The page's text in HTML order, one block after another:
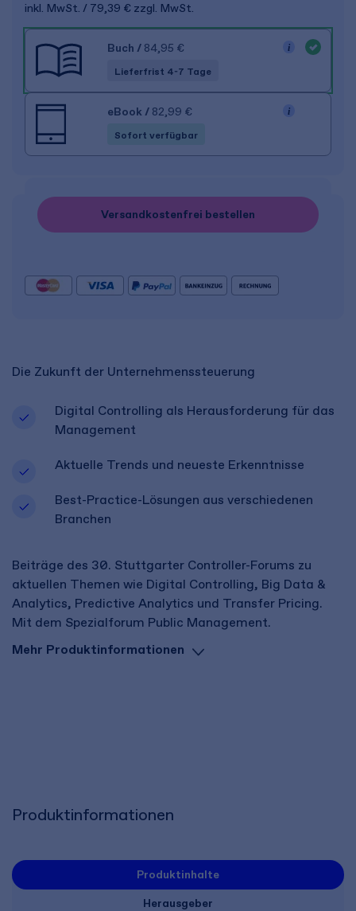
Die Zukunft der Unternehmenssteuerung
Digital Controlling als Herausforderung für das
Management
Aktuelle Trends und neueste Erkenntnisse
Best-Practice-Lösungen aus verschiedenen
Branchen
Beiträge des 30. Stuttgarter Controller-Forums zu
aktuellen Themen wie Digital Controlling, Big Data &
Analytics, Predictive Analytics und Transfer Pricing.
Mit dem Spezialforum Public Management.
Mehr Produktinformationen
inkl. MwSt. 79,39 € zzgl. MwSt.
Buch / 84,95 €
Lieferfrist 4-7 Tage
eBook / 82,99 €
Sofort verfügbar
Versandkostenfrei bestellen
Produktinformationen
Produktinhalte
Herausgeber